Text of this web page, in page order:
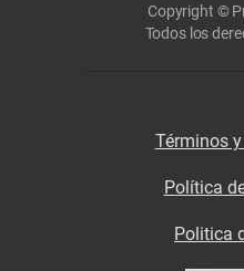
Copyright ©
Todos los
Términos
Política
Politica